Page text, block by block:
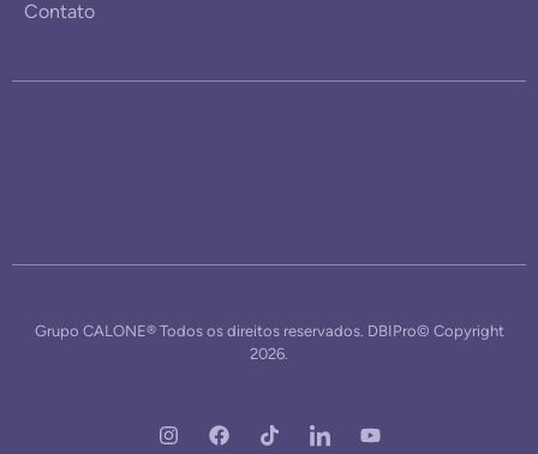
Contato
Grupo CALONE® Todos os direitos reservados. DBIPro© Copyright
2026.